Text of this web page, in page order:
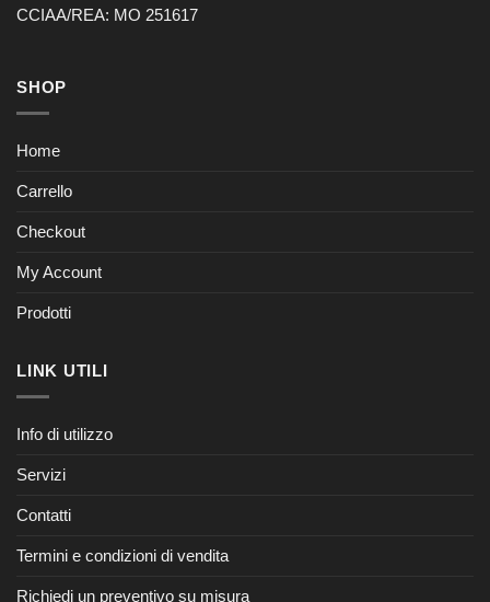
CCIAA/REA: MO 251617
SHOP
Home
Carrello
Checkout
My Account
Prodotti
LINK UTILI
Info di utilizzo
Servizi
Contatti
Termini e condizioni di vendita
Richiedi un preventivo su misura